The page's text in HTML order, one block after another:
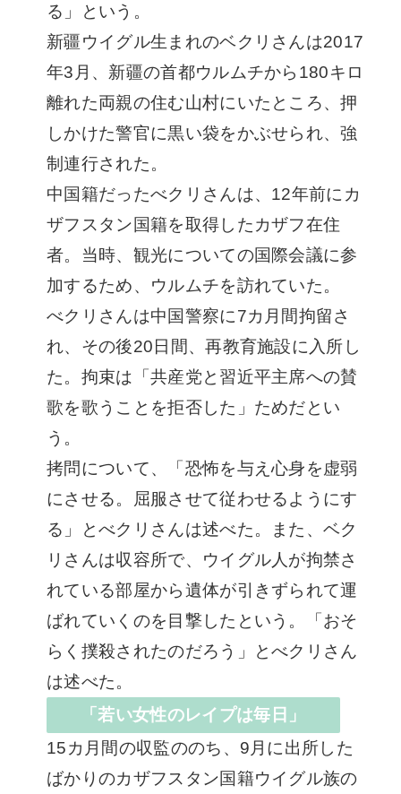
る」という。
新疆ウイグル生まれのベクリさんは2017
年3月、新疆の首都ウルムチから180キロ
離れた両親の住む山村にいたところ、押
しかけた警官に黒い袋をかぶせられ、強
制連行された。
中国籍だったべクリさんは、12年前にカ
ザフスタン国籍を取得したカザフ在住
者。当時、観光についての国際会議に参
加するため、ウルムチを訪れていた。
べクリさんは中国警察に7カ月間拘留さ
れ、その後20日間、再教育施設に入所し
た。拘束は「共産党と習近平主席への賛
歌を歌うことを拒否した」ためだとい
う。
拷問について、「恐怖を与え心身を虚弱
にさせる。屈服させて従わせるようにす
る」とべクリさんは述べた。また、ベク
リさんは収容所で、ウイグル人が拘禁さ
れている部屋から遺体が引きずられて運
ばれていくのを目撃したという。「おそ
らく撲殺されたのだろう」とべクリさん
は述べた。
「若い女性のレイプは毎日」
15カ月間の収監ののち、9月に出所した
ばかりのカザフスタン国籍ウイグル族の